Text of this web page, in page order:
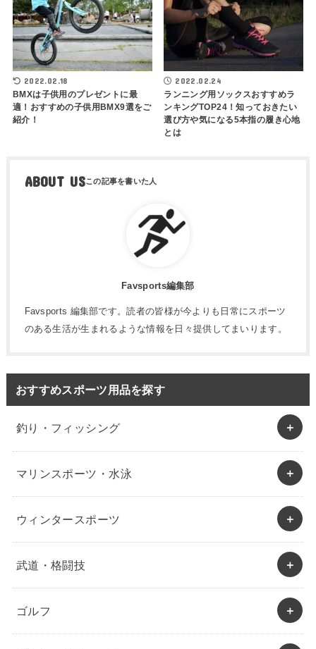
2022.02.18
BMXは子供用のプレゼントに最
適！おすすめの子供用BMX9選をご
紹介！
2022.02.24
ランニング用ソックスおすすめラ
ンキングTOP24！知っておきたい
選び方や気になる5本指の履き心地
とは
ABOUT US
Favsports編集部
Favsports 編集部です。読者の皆様が今よりも日常にスポーツ
のある生活が生まれるような情報を日々提供してまいります。
おすすめスポーツ用品を探す
釣り・フィッシング
マリンスポーツ・水泳
ウィンタースポーツ
武道・格闘技
ゴルフ